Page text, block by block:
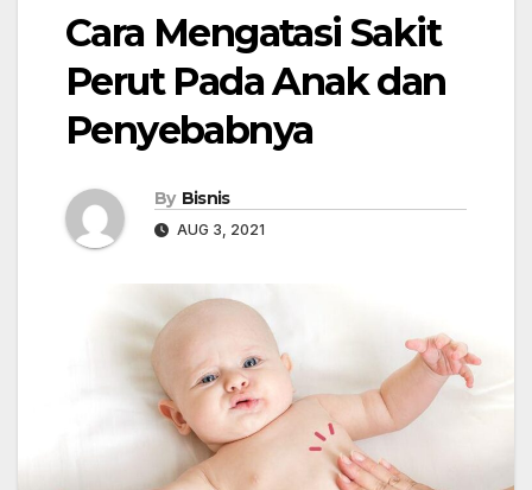
Cara Mengatasi Sakit
Perut Pada Anak dan
Penyebabnya
By Bisnis
AUG 3, 2021